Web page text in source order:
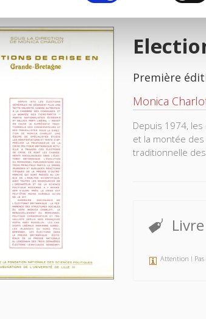
consentement
Première
Monica
Depuis 1974,
et la montée
traditionnelle
réactions
Attention !